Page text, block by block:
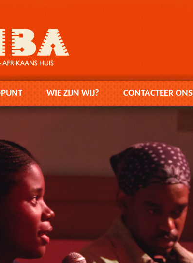
WIE ZIJN WIJ? CONTACTEER ONS